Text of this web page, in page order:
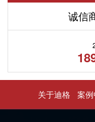
诚信
关于迪格 案